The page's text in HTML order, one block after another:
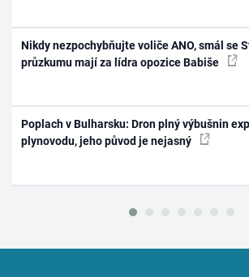
Nikdy nezpochybňujte voliče ANO, smál se
průzkumu mají za lídra opozice Babiše
Poplach v Bulharsku: Dron plný výbušnin
plynovodu, jeho původ je nejasný